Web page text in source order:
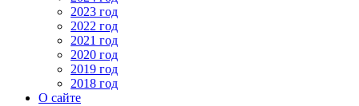
2023 год
2022 год
2021 год
2020 год
2019 год
2018 год
О сайте